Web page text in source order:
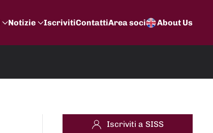
Notizie IscrivitiContattiArea soci About Us
Iscriviti a SISS